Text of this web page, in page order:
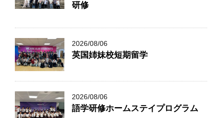
研修
2026/08/06
英国姉妹校短期留学
2026/08/06
語学研修ホームステイプログラム